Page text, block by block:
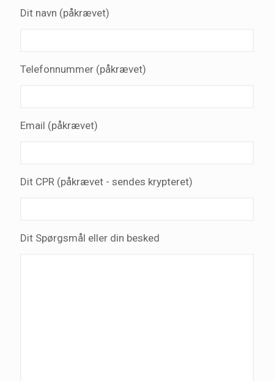
Dit navn (påkrævet)
Telefonnummer (påkrævet)
Email (påkrævet)
Dit CPR (påkrævet - sendes krypteret)
Dit Spørgsmål eller din besked